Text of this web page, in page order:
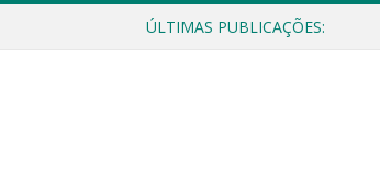
ÚLTIMAS PUBLICAÇÕES: